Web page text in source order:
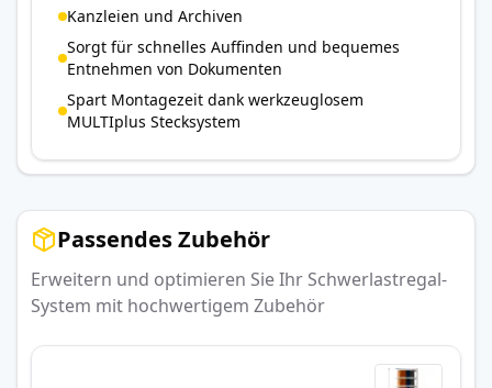
Kanzleien und Archiven
Sorgt für schnelles Auffinden und bequemes
Entnehmen von Dokumenten
Spart Montagezeit dank werkzeuglosem
MULTIplus Stecksystem
Passendes Zubehör
Erweitern und optimieren Sie Ihr Schwerlastregal-
System mit hochwertigem Zubehör